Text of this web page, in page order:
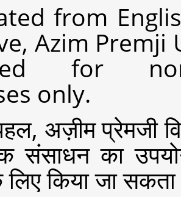
from
Azim Premji
for non-
only.
अज़ीम प्रेमजी
संसाधन का
लिए किया जा